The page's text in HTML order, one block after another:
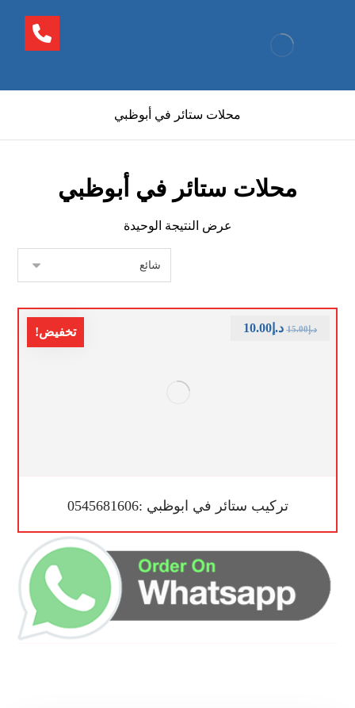
محلات ستائر في أبوظبي
محلات ستائر في أبوظبي
عرض النتيجة الوحيدة
تخفيض!
تركيب ستائر في ابوظبي :0545681606
د.إ15.00 د.إ10.00